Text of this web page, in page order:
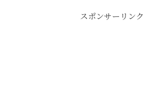
スポンサーリンク